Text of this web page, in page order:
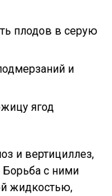
плодов в серую
и
ягод
и вертициллез,
Борьба с ними
жидкостью,